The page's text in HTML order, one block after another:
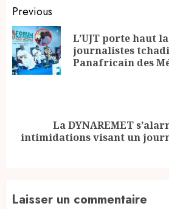
Continue
Reading
Previous
L’UJT porte haut
journalistes
Panafricain des
post:
La DYNAREMET
intimidations visant un
Laisser un commentaire